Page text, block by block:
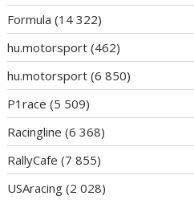
Formula (14 322)
hu.motorsport (462)
hu.motorsport (6 850)
P1race (5 509)
Racingline (6 368)
RallyCafe (7 855)
USAracing (2 028)